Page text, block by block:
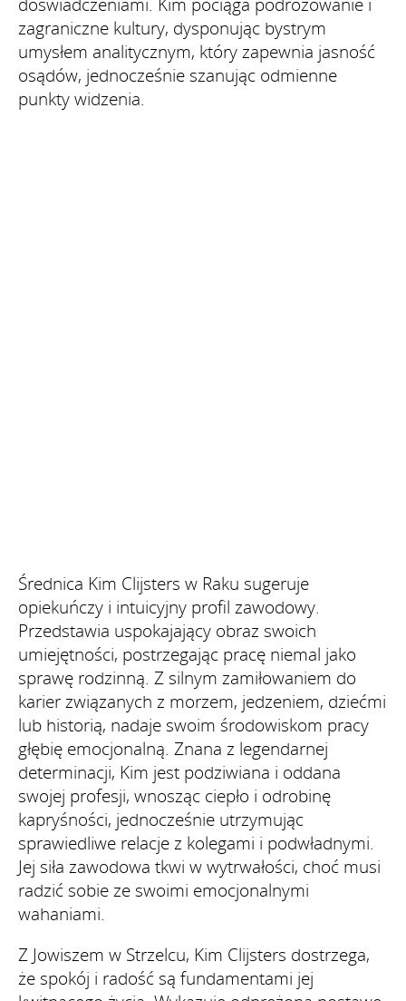
zagraniczne kultury, dysponując bystrym
umysłem analitycznym, który zapewnia jasność
osądów, jednocześnie szanując odmienne
punkty widzenia.
Średnica Kim Clijsters w Raku sugeruje
opiekuńczy i intuicyjny profil zawodowy.
Przedstawia uspokajający obraz swoich
umiejętności, postrzegając pracę niemal jako
sprawę rodzinną. Z silnym zamiłowaniem do
karier związanych z morzem, jedzeniem, dziećmi
lub historią, nadaje swoim środowiskom pracy
głębię emocjonalną. Znana z legendarnej
determinacji, Kim jest podziwiana i oddana
swojej profesji, wnosząc ciepło i odrobinę
kapryśności, jednocześnie utrzymując
sprawiedliwe relacje z kolegami i podwładnymi.
Jej siła zawodowa tkwi w wytrwałości, choć musi
radzić sobie ze swoimi emocjonalnymi
wahaniami.
Z Jowiszem w Strzelcu, Kim Clijsters dostrzega,
że spokój i radość są fundamentami jej